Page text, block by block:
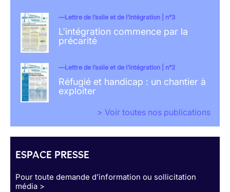
Lettre de l’asile et de l’intégration | n°3
L'intégration commence par la
précarité
Lettre de l’asile et de l’intégration | n°2
Réfugié et handicap : un chantier à
exploiter
> Voir toutes nos publications
ESPACE PRESSE
Pour toute demande d’information ou sollicitation
média >